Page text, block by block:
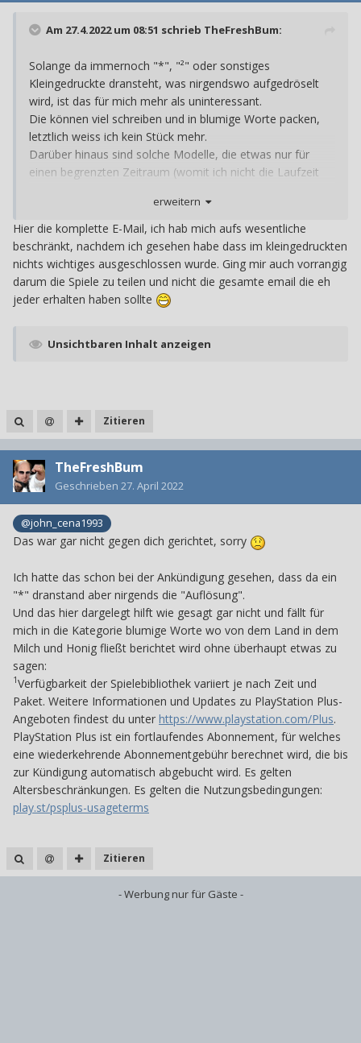
Am 27.4.2022 um 08:51 schrieb TheFreshBum:
Solange da immernoch "*", "²" oder sonstiges
Kleingedruckte dransteht, was nirgendswo aufgedröselt
wird, ist das für mich mehr als uninteressant.
Die können viel schreiben und in blumige Worte packen,
letztlich weiss ich kein Stück mehr.
Darüber hinaus sind solche Modelle, die etwas nur für
einen begrenzten Zeitraum (womit ich nicht die Laufzeit
und mein Spiel-, bzw. Sammelverhalten keine wirkliche
Option. Ich will mir selbst aussuchen, wann oder in
wievielen Anläufen ich etwas spiele und nicht durch
Zeitdruck dazu gedrängt werden etwas fertig zu spielen...
erweitern
Hier die komplette E-Mail, ich hab mich aufs wesentliche
beschränkt, nachdem ich gesehen habe dass im kleingedruckten
nichts wichtiges ausgeschlossen wurde. Ging mir auch vorrangig
darum die Spiele zu teilen und nicht die gesamte email die eh
jeder erhalten haben sollte
Unsichtbaren Inhalt anzeigen
Zitieren
TheFreshBum
Geschrieben 27. April 2022
@john_cena1993
Das war gar nicht gegen dich gerichtet, sorry
Ich hatte das schon bei der Ankündigung gesehen, dass da ein
"*" dranstand aber nirgends die "Auflösung".
Und das hier dargelegt hilft wie gesagt gar nicht und fällt für
mich in die Kategorie blumige Worte wo von dem Land in dem
Milch und Honig fließt berichtet wird ohne überhaupt etwas zu
sagen:
1Verfügbarkeit der Spielebibliothek variiert je nach Zeit und
Paket. Weitere Informationen und Updates zu PlayStation Plus-
Angeboten findest du unter https://www.playstation.com/Plus.
PlayStation Plus ist ein fortlaufendes Abonnement, für welches
eine wiederkehrende Abonnementgebühr berechnet wird, die bis
zur Kündigung automatisch abgebucht wird. Es gelten
Altersbeschränkungen. Es gelten die Nutzungsbedingungen:
play.st/psplus-usageterms
Zitieren
- Werbung nur für Gäste -